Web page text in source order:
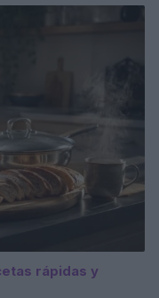
rápidas y